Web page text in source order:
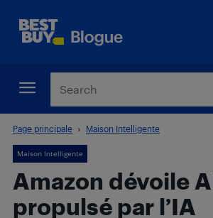
Page principale Maison Intelligente
Maison Intelligente
Amazon dévoile
propulsé par l’IA